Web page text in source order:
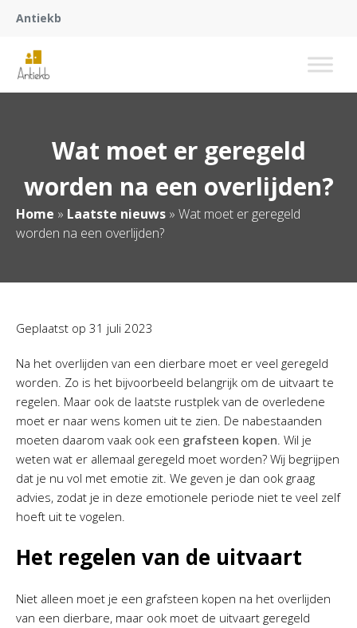
Antiekb
Wat moet er geregeld
worden na een overlijden?
Home » Laatste nieuws » Wat moet er geregeld
worden na een overlijden?
Geplaatst op 31 juli 2023
Na het overlijden van een dierbare moet er veel geregeld
worden. Zo is het bijvoorbeeld belangrijk om de uitvaart te
regelen. Maar ook de laatste rustplek van de overledene
moet er naar wens komen uit te zien. De nabestaanden
moeten daarom vaak ook een grafsteen kopen. Wil je
weten wat er allemaal geregeld moet worden? Wij begrijpen
dat je nu vol met emotie zit. We geven je dan ook graag
advies, zodat je in deze emotionele periode niet te veel zelf
hoeft uit te vogelen.
Het regelen van de uitvaart
Niet alleen moet je een grafsteen kopen na het overlijden
van een dierbare, maar ook moet de uitvaart geregeld